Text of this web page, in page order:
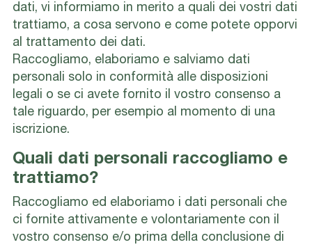
dati, vi informiamo in merito a quali dei vostri dati
trattiamo, a cosa servono e come potete opporvi
al trattamento dei dati.
Raccogliamo, elaboriamo e salviamo dati
personali solo in conformità alle disposizioni
legali o se ci avete fornito il vostro consenso a
tale riguardo, per esempio al momento di una
iscrizione.
Quali dati personali raccogliamo e
trattiamo?
Raccogliamo ed elaboriamo i dati personali che
ci fornite attivamente e volontariamente con il
vostro consenso e/o prima della conclusione di